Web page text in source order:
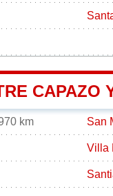
CAPAZO
km San
Villa